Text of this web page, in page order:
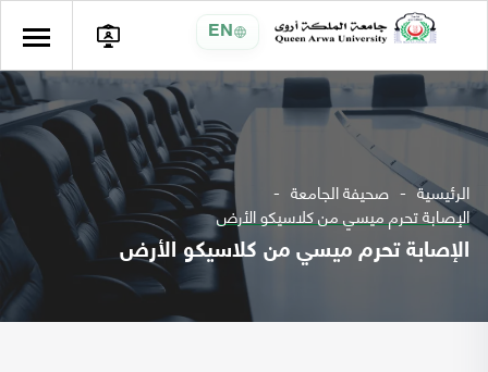
EN
الرئيسية صحيفة الجامعة
الإصابة تحرم ميسي من كلاسيكو الأرض
الإصابة تحرم ميسي من كلاسيكو الأرض